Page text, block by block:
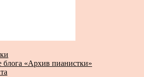
блога «Архив пианистки»